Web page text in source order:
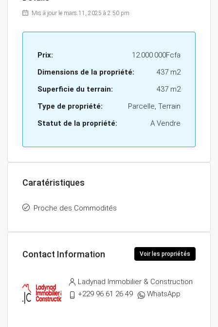
Mis à jour le mars 11, 2025 à 2:50 pm
Prix:
12.000.000Fcfa
Dimensions de la propriété:
437 m2
Superficie du terrain:
437 m2
Type de propriété:
Parcelle, Terrain
Statut de la propriété:
A Vendre
Caratéristiques
Proche des Commodités
Contact Information Voir les propriétés
Ladynad Immobilier & Construction
+229 96 61 26 49
WhatsApp